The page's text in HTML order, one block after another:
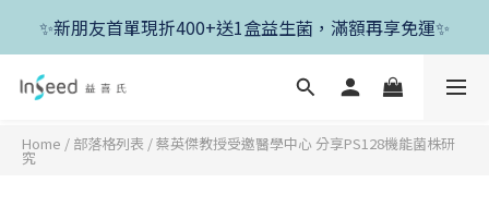
✨新朋友首單現折400+送1盒益生菌，滿額再享免運✨
✨新朋友首單現折400+送1盒益生菌，滿額再享免運✨
✨父親節開跑！好菌任搭8折，滿額加送1盒好菌✨
✨新朋友首單現折400+送1盒益生菌，滿額再享免運✨
Home / 部落格列表 /蔡英傑教授受邀醫學中心 分享PS128機能菌株研
究